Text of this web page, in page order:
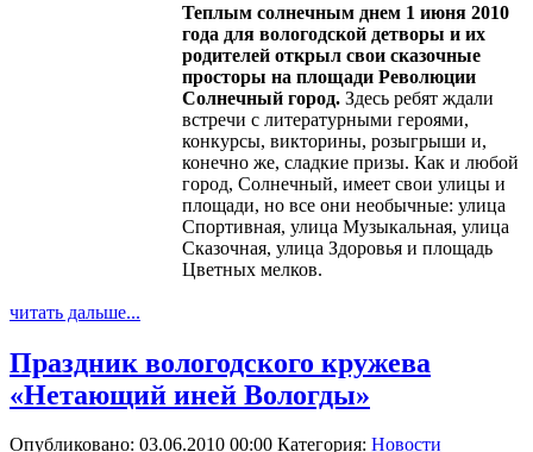
Теплым солнечным днем 1 июня 2010
года для вологодской детворы и их
родителей открыл свои сказочные
просторы на площади Революции
Солнечный город. Здесь ребят ждали
встречи с литературными героями,
конкурсы, викторины, розыгрыши и,
конечно же, сладкие призы. Как и любой
город, Солнечный, имеет свои улицы и
площади, но все они необычные: улица
Спортивная, улица Музыкальная, улица
Сказочная, улица Здоровья и площадь
Цветных мелков.
читать дальше...
Праздник вологодского кружева
«Нетающий иней Вологды»
Опубликовано: 03.06.2010 00:00 Категория: Новости